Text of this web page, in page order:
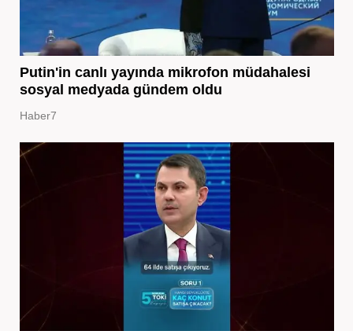
Putin'in canlı yayında mikrofon müdahalesi
sosyal medyada gündem oldu
Haber7